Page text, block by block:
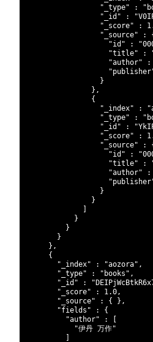
"_type"
:
"_id"
:
"_score"
:
"_source"
:
"id"
:
"title"
:
"author"
:
}
} ,
{
"_index"
:
"_type"
:
"_id"
:
"_score"
:
"_source"
:
"id"
:
"title"
:
"author"
:
}
}
}
}
}
} ,
{
"_index"
: "aozora" ,
"_type"
: "books" ,
"_id"
:
"_score"
: 1.0,
"_source"
: { } ,
"fields"
:
{
"author"
:
"伊丹 万作"